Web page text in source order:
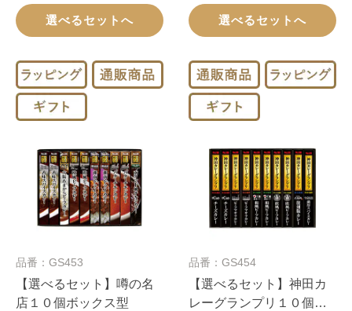
選べるセットへ 選べるセットへ
品番：GS453
【選べるセット】噂の名
店１０個ボックス型
品番：GS454
【選べるセット】神田カ
レーグランプリ１０個ボ